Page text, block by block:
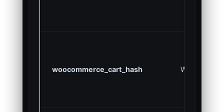
woocommerce_cart_hash